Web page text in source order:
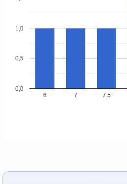
6 7 7.5
0,0
0,5
1,0